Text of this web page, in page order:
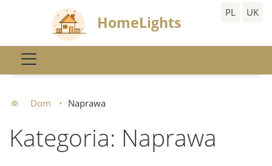
HomeLights
PL UK
Dom Naprawa
Kategoria: Naprawa